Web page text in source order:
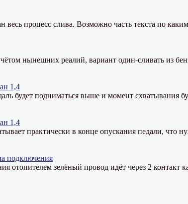
весь процесс слива. Возможно часть текста по
нынешних реалий, вариант один-сливать из
1,4
будет подниматься выше и момент схватывания
1,4
практически в конце опускания педали, что
подключения
отопителем зелёный провод идёт через 2 контакт